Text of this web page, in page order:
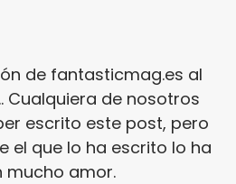
de fantasticmag.es al
Cualquiera de nosotros
escrito este post, pero
el que lo ha escrito lo ha
mucho amor.